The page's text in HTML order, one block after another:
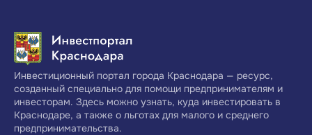
Инвестиционный портал города Краснодара — ресурс,
созданный специально для помощи предпринимателям и
инвесторам. Здесь можно узнать, куда инвестировать в
Краснодаре, а также о льготах для малого и среднего
предпринимательства.